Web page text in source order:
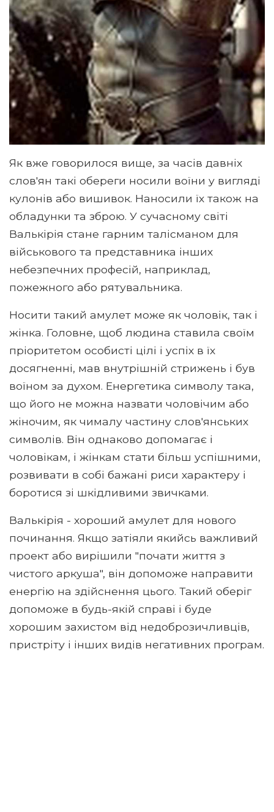
Як вже говорилося вище, за часів давніх
слов'ян такі обереги носили воїни у вигляді
кулонів або вишивок. Наносили їх також на
обладунки та зброю. У сучасному світі
Валькірія стане гарним талісманом для
військового та представника інших
небезпечних професій, наприклад,
пожежного або рятувальника.
Носити такий амулет може як чоловік, так і
жінка. Головне, щоб людина ставила своїм
пріоритетом особисті цілі і успіх в їх
досягненні, мав внутрішній стрижень і був
воїном за духом. Енергетика символу така,
що його не можна назвати чоловічим або
жіночим, як чималу частину слов'янських
символів. Він однаково допомагає і
чоловікам, і жінкам стати більш успішними,
розвивати в собі бажані риси характеру і
боротися зі шкідливими звичками.
Валькірія - хороший амулет для нового
починання. Якщо затіяли якийсь важливий
проект або вирішили "почати життя з
чистого аркуша", він допоможе направити
енергію на здійснення цього. Такий оберіг
допоможе в будь-якій справі і буде
хорошим захистом від недоброзичливців,
пристріту і інших видів негативних програм.